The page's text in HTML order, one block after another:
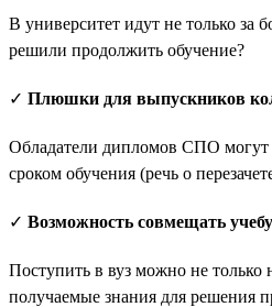
В университет идут не только за
решили продолжить обучение?
✓ Плюшки для выпускников
Обладатели дипломов СПО могут
сроком обучения (речь о
✓ Возможность совмещать
Поступить в вуз можно не только
получаемые знания для решения